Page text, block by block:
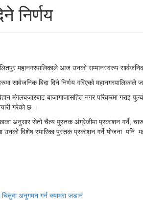
निर्णय
महानगरपालिकाले आज उनको सम्मानस्वरुप
बिदा दिने निर्णय गरिएको
मंगलबजारबाट बाजागाजासहित नगर परिक्रमा
गरेकाे छ ।
अनुसार सेतो चैत्य पुस्तक अंग्रेजीमा प्रकाशन गर्ने,
विशेष स्मारिका पुस्तक प्रकाशन गर्ने याेजना पनि